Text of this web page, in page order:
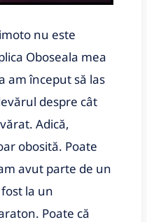
nu este
Oboseala mea
am început să las
despre cât
Adică,
obosită. Poate
avut parte de un
la un
Poate că